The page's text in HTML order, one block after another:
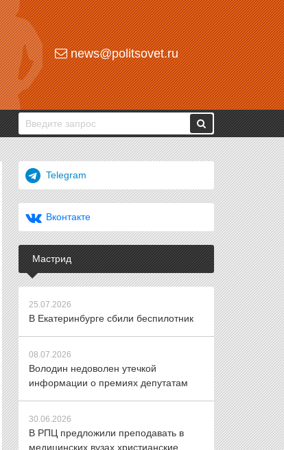
news@politsovet.ru
Telegram
Вконтакте
Мастрид
25.07.2026
В Екатеринбурге сбили беспилотник
08.07.2026
Володин недоволен утечкой
информации о премиях депутатам
30.06.2026
В РПЦ предложили преподавать в
медицинских вузах христианские